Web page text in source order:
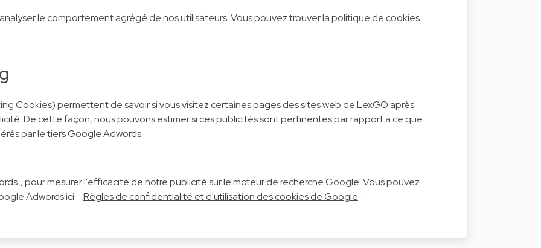
le comportement agrégé de nos utilisateurs. Vous pouvez trouver la politique de cookies
Cookies) permettent de savoir si vous visitez certaines pages des sites web de LexGO après
De cette façon, nous pouvons estimer si ces publicités sont pertinentes par rapport à ce que
par le tiers Google Adwords.
, pour mesurer l'efficacité de notre publicité sur le moteur de recherche Google. Vous pouvez
Adwords ici : Règles de confidentialité et d'utilisation des cookies de Google .